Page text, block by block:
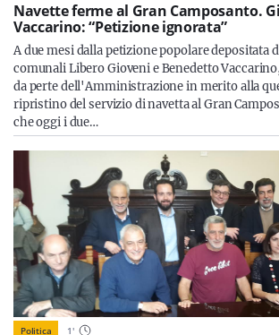
Navette ferme al Gran Camposanto.
Vaccarino: “Petizione ignorata”
A due mesi dalla petizione popolare depositata
comunali Libero Gioveni e Benedetto
da perte dell'Amministrazione in merito alla
ripristino del servizio di navetta al Gran
che oggi i due…
Politica 1'